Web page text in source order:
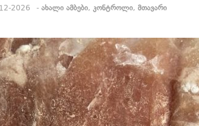
2026 - ახალი ამბები, კონტროლი, მთავარი